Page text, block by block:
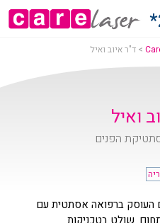
>ד"ר איוב ואיל
ואיל
הפנים
העוסק ברפואה אסתטית עם